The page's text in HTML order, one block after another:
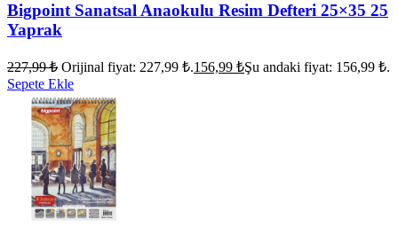
Bigpoint Sanatsal Anaokulu Resim Defteri 25×35 25
Yaprak
227,99₺ Orijinal fiyat: 227,99 ₺.156,99 ₺Şu andaki fiyat: 156,99 ₺.
Sepete Ekle